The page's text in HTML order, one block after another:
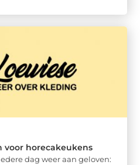
voor horecakeukens
dag weer aan geloven: